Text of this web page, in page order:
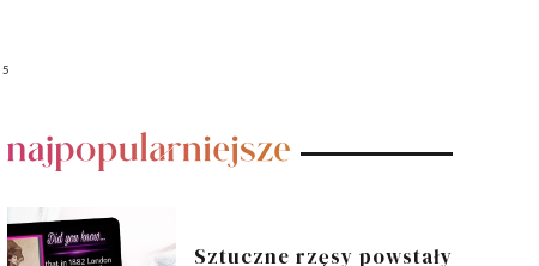
POPULARNE POSTY
Sztuczne rzęsy powstały